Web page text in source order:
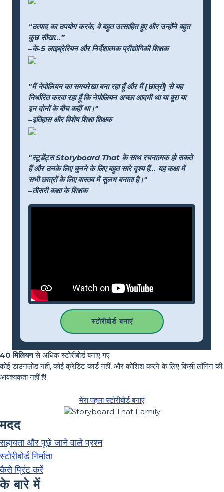
“उत्पाद का उपयोग करके, वे बहुत उत्साहित हुए और उन्होंने बहुत
कुछ सीखा...”
–के-5 लाइब्रेरियन और निर्देशात्मक प्रौद्योगिकी शिक्षक
"मैं नेपोलियन का समयरेखा बना रहा हूँ और मैं [छात्रों] से यह
निर्धारित करवा रहा हूँ कि नेपोलियन अच्छा आदमी था या बुरा या
इन दोनों के बीच कहीं था।"
–इतिहास और विशेष शिक्षा शिक्षक
"स्टूडेंट्स Storyboard That के साथ रचनात्मक हो सकते
हैं और उनके लिए चुनने के लिए बहुत सारे दृश्य हैं... यह कक्षा में
सभी छात्रों के लिए वास्तव में सुलभ बनाता है।"
–तीसरी कक्षा के शिक्षक
स्टोरीबोर्ड बनाएं
40 मिलियनसे अधिक स्टोरीबोर्ड बनाए गए
कोई डाउनलोड नहीं, कोई क्रेडिट कार्ड नहीं, और कोशिश करने के लिए किसी लॉगिन की
आवश्यकता नहीं है!
मेरा पहला स्टोरीबोर्ड बनाएं
मदद
सहायता और पूछे जाने वाले प्रश्न
स्टोरीबोर्ड निर्माता
कैसे प्रिंट करें
के बारे में